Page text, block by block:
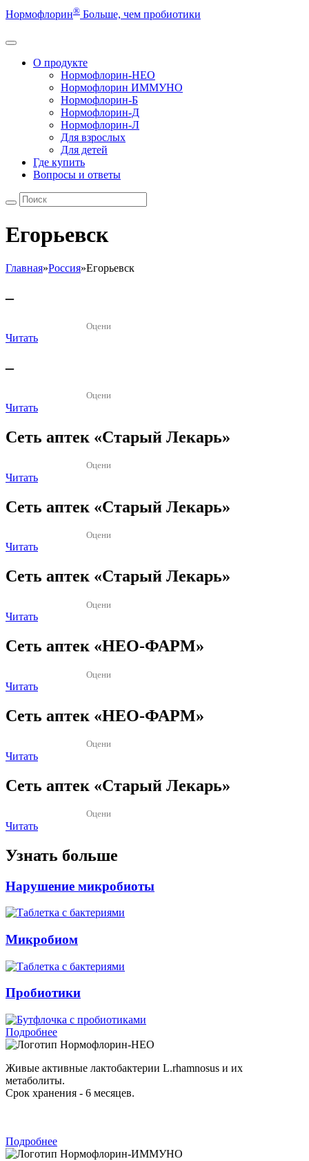
Нормофлорин® Больше, чем пробиотики
О продукте
Нормофлорин-НЕО
Нормофлорин ИММУНО
Нормофлорин-Б
Нормофлорин-Д
Нормофлорин-Л
Для взрослых
Для детей
Где купить
Вопросы и ответы
Егорьевск
Главная»Россия»Егорьевск
–
Оцени
Читать
–
Оцени
Читать
Сеть аптек «Старый Лекарь»
Оцени
Читать
Сеть аптек «Старый Лекарь»
Оцени
Читать
Сеть аптек «Старый Лекарь»
Оцени
Читать
Сеть аптек «HEO-ФАРМ»
Оцени
Читать
Сеть аптек «HEO-ФАРМ»
Оцени
Читать
Сеть аптек «Старый Лекарь»
Оцени
Читать
Узнать больше
Нарушение микробиоты
Микробиом
Пробиотики
Подробнее
Нормофлорин-НЕО
Живые активные лактобактерии L.rhamnosus и их
метаболиты.
Срок хранения - 6 месяцев.
Подробнее
Нормофлорин-ИММУНО